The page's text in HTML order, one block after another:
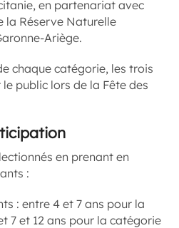
en partenariat avec
la Réserve Naturelle
Ariège.
chaque catégorie, les trois
public lors de la Fête des
en prenant en
:
: entre 4 et 7 ans pour la
7 et 12 ans pour la catégorie